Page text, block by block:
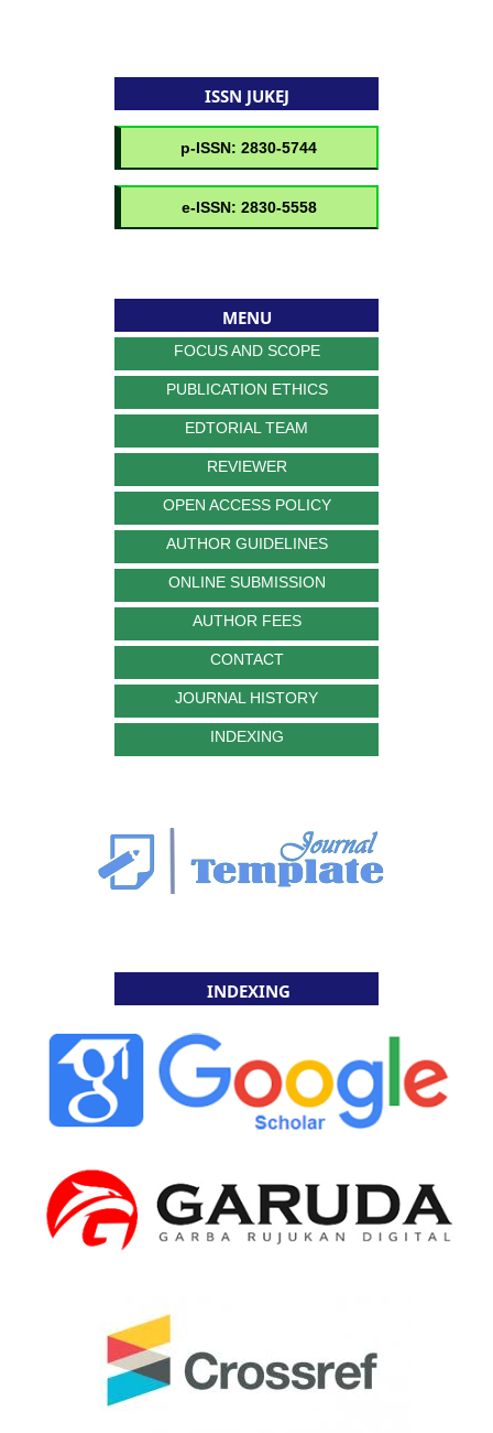
ISSN JUKEJ
MENU
FOCUS AND SCOPE
PUBLICATION ETHICS
EDTORIAL TEAM
REVIEWER
OPEN ACCESS POLICY
AUTHOR GUIDELINES
ONLINE SUBMISSION
AUTHOR FEES
CONTACT
JOURNAL HISTORY
INDEXING
INDEXING